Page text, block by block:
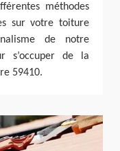
méthodes
sur votre toiture
de notre
s’occuper de la
59410.